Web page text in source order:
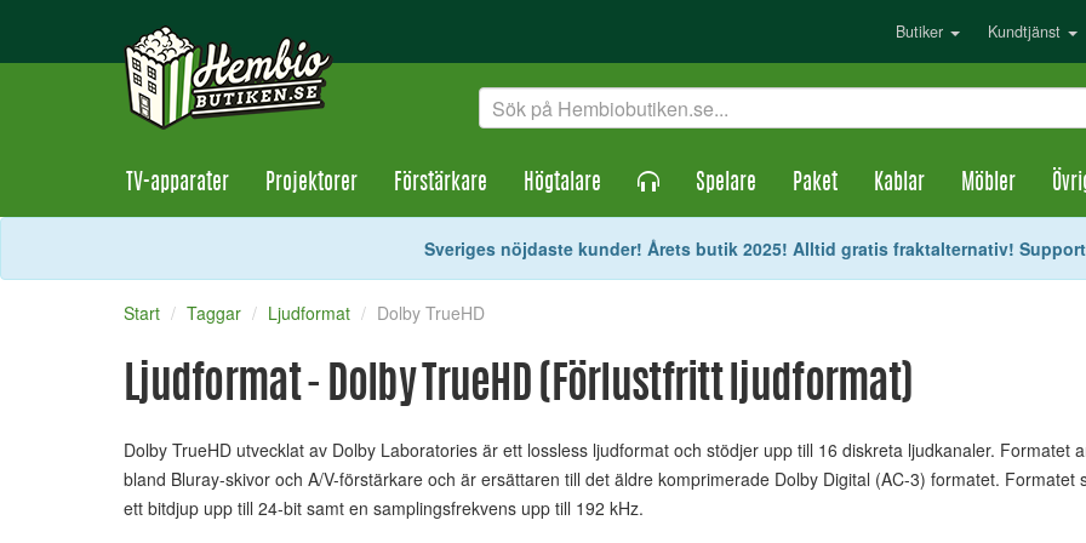
Butiker Kundtjänst
TV-apparater Projektorer Förstärkare Högtalare Spelare Paket Kablar Möbler
Sveriges nöjdaste kunder! Årets butik 2025! Alltid gratis fraktalternativ!
Start Taggar Ljudformat Dolby TrueHD
Ljudformat - Dolby TrueHD (Förlustfritt ljudformat)
Dolby TrueHD utvecklat av Dolby Laboratories är ett lossless ljudformat och stödjer upp till 16 diskreta ljudkanaler. Formatet
bland Bluray-skivor och A/V-förstärkare och är ersättaren till det äldre komprimerade Dolby Digital (AC-3) formatet. Formatet
ett bitdjup upp till 24-bit samt en samplingsfrekvens upp till 192 kHz.